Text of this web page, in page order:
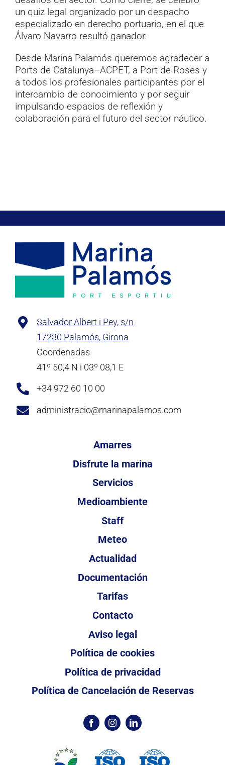
un quiz legal organizado por un despacho
especializado en derecho portuario, en el que
Álvaro Navarro resultó ganador.
Desde Marina Palamós queremos agradecer a
Ports de Catalunya–ACPET, a Port de Roses y
a todos los profesionales participantes por el
intercambio de conocimiento y por seguir
impulsando espacios de reflexión y
colaboración para el futuro del sector náutico.
Salvador Albert i Pey, s/n
17230 Palamós, Girona
Coordenadas
41º 50,4 N i 03º 08,1 E
+34 972 60 10 00
administracio@marinapalamos.com
Amarres
Disfrute la marina
Servicios
Medioambiente
Staff
Meteo
Actualidad
Documentación
Tarifas
Contacto
Aviso legal
Política de cookies
Política de privacidad
Política de Cancelación de Reservas